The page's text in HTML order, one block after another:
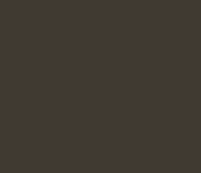
で、各地において道路状況の悪化や交通規制に